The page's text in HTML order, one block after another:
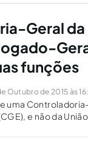
existentes
Geral da
funções
Outubro de 2015 às
uma Controladoria-
e não da
Executivo, como